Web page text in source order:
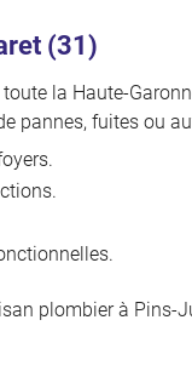
(31)
la Haute-
pannes, fuites ou
plombier à